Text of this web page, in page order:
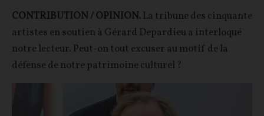
CONTRIBUTION / OPINION.La tribune des cinquante
artistes en soutien à Gérard Depardieu a interloqué
notre lecteur. Peut-on tout excuser au motif de la
défense de notre patrimoine culturel ?